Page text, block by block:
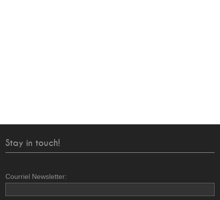
Stay in touch!
Courriel Newsletter: